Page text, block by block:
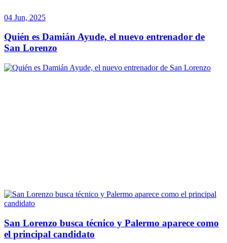
04 Jun, 2025
Quién es Damián Ayude, el nuevo entrenador de
San Lorenzo
San Lorenzo busca técnico y Palermo aparece como
el principal candidato